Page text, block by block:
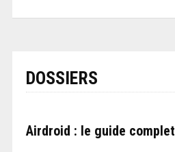
DOSSIERS
Airdroid : le guide complet